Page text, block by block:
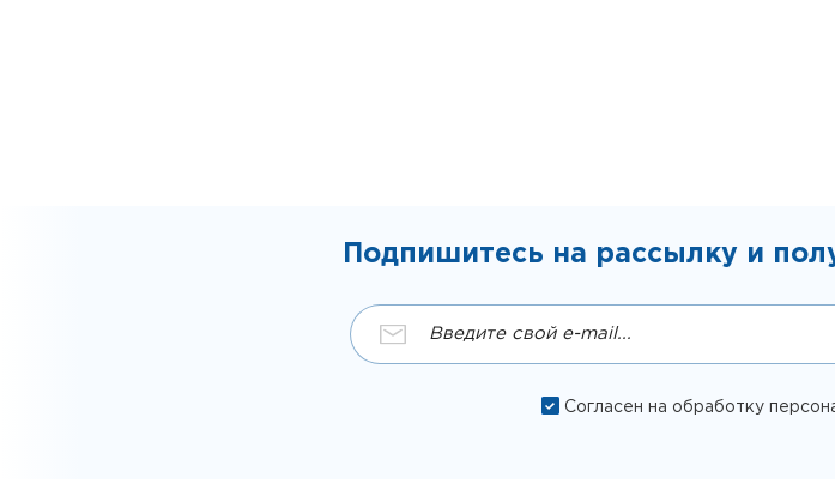
Подпишитесь на рассылку и
Согласен на обработку